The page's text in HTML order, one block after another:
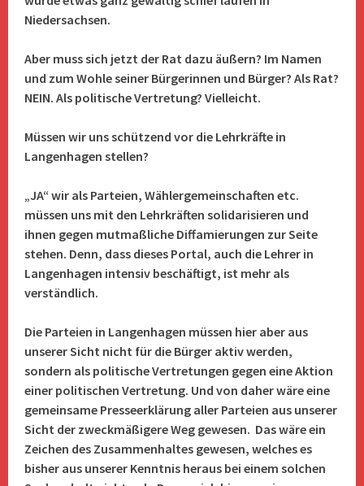
Niedersachsen.
Aber muss sich jetzt der Rat dazu äußern? Im Namen
und zum Wohle seiner Bürgerinnen und Bürger? Als Rat?
NEIN. Als politische Vertretung? Vielleicht.
Müssen wir uns schützend vor die Lehrkräfte in
Langenhagen stellen?
„JA“ wir als Parteien, Wählergemeinschaften etc.
müssen uns mit den Lehrkräften solidarisieren und
ihnen gegen mutmaßliche Diffamierungen zur Seite
stehen. Denn, dass dieses Portal, auch die Lehrer in
Langenhagen intensiv beschäftigt, ist mehr als
verständlich.
Die Parteien in Langenhagen müssen hier aber aus
unserer Sicht nicht für die Bürger aktiv werden,
sondern als politische Vertretungen gegen eine Aktion
einer politischen Vertretung. Und von daher wäre eine
gemeinsame Presseerklärung aller Parteien aus unserer
Sicht der zweckmäßigere Weg gewesen. Das wäre ein
Zeichen des Zusammenhaltes gewesen, welches es
bisher aus unserer Kenntnis heraus bei einem solchen